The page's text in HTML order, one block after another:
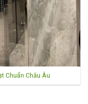
Chuẩn Châu Âu